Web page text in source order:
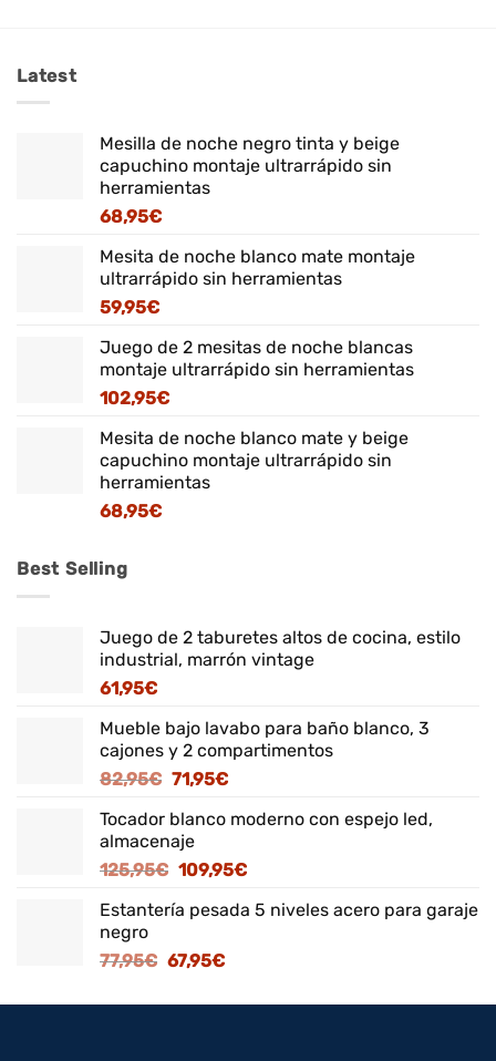
Latest
Mesilla de noche negro tinta y beige
capuchino montaje ultrarrápido sin
herramientas
68,95€
Mesita de noche blanco mate montaje
ultrarrápido sin herramientas
59,95€
Juego de 2 mesitas de noche blancas
montaje ultrarrápido sin herramientas
102,95€
Mesita de noche blanco mate y beige
capuchino montaje ultrarrápido sin
herramientas
68,95€
Best Selling
Juego de 2 taburetes altos de cocina, estilo
industrial, marrón vintage
61,95€
Mueble bajo lavabo para baño blanco, 3
cajones y 2 compartimentos
82,95€ El
original
era:
82,95€.
71,95€El
actual
71,95€.
Tocador blanco moderno con espejo led,
almacenaje
125,95€ El
original
125,95€.
109,95€El
actual
Estantería pesada 5 niveles acero para garaje
negro
77,95€ El
original
67,95€El
actual